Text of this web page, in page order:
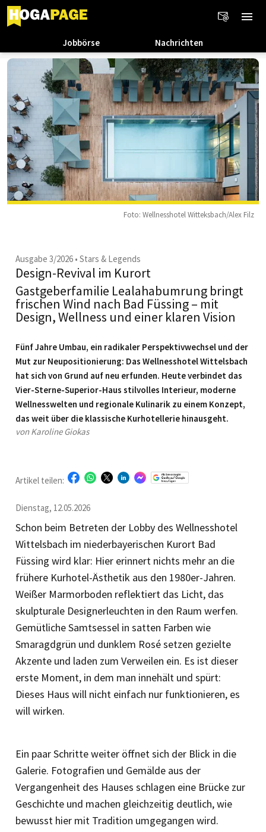
Jobbörse Nachrichten
Foto: Wellnesshotel Witteksbach/Alex Filz
Ausgabe 3/2026 • Stars & Legends
Design-Revival im Kurort
Gastgeberfamilie Lealahabumrung bringt
frischen Wind nach Bad Füssing – mit
Design, Wellness und einer klaren Vision
Fünf Jahre Umbau, ein radikaler Perspektivwechsel und der
Mut zur Neu­positionierung: Das Wellnesshotel Wittelsbach
hat sich von Grund auf neu erfunden. Heute verbindet das
Vier-Sterne-Superior-Haus stilvolles Interieur, moderne
Wellnesswelten und regionale Kulinarik zu einem Konzept,
das weit über die klassische Kurhotellerie hinausgeht.
von Karoline Giokas
Dienstag, 12.05.2026
Artikel teilen:
Schon beim Betreten der Lobby des Wellnesshotel
Wittelsbach im niederbayerischen Kurort Bad
Füssing wird klar: Hier erinnert nichts mehr an die
frühere Kurhotel-Ästhetik aus den 1980er-Jahren.
Weißer Marmorboden reflektiert das Licht, das
skulpturale ­Designerleuchten in den Raum werfen.
Gemütliche Samtsessel in satten Farben wie
Smaragdgrün und dunklem Rosé setzen gezielte
Akzente und laden zum Verweilen ein. Es ist dieser
erste Moment, in dem man innehält und spürt:
Dieses Haus will nicht einfach nur funktionieren, es
will wirken.
Ein paar Schritte weiter öffnet sich der Blick in die
Galerie. Fotografien und Gemälde aus der
Vergangenheit des Hauses schlagen eine Brücke zur
Geschichte und machen gleichzeitig deutlich, wie
bewusst hier mit Tradition umgegangen wird.